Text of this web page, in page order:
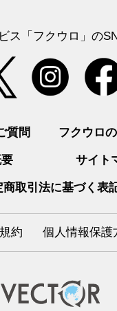
ス「フクウロ」の
質問 フクウロ
サイト
商取引法に基づく表
約 個人情報保護